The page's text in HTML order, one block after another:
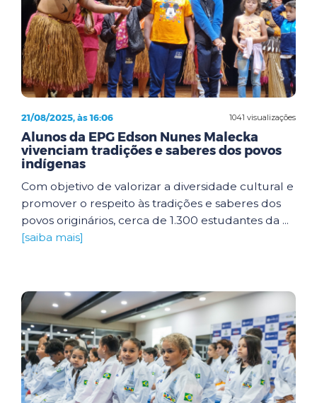
1041 visualizações
21/08/2025, às 16:06
Alunos da EPG Edson Nunes Malecka
vivenciam tradições e saberes dos povos
indígenas
Com objetivo de valorizar a diversidade cultural e
promover o respeito às tradições e saberes dos
povos originários, cerca de 1.300 estudantes da ...
[saiba mais]